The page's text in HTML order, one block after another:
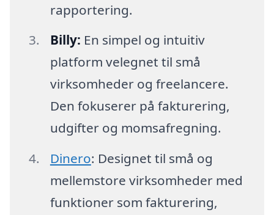
rapportering.
Billy: En simpel og intuitiv
platform velegnet til små
virksomheder og freelancere.
Den fokuserer på fakturering,
udgifter og momsafregning.
Dinero: Designet til små og
mellemstore virksomheder med
funktioner som fakturering,